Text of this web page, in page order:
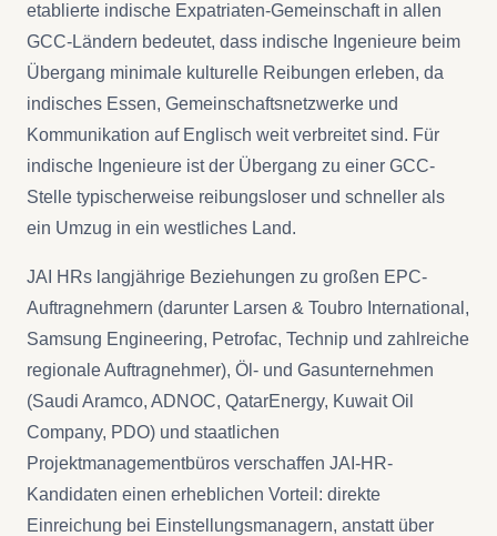
etablierte indische Expatriaten-Gemeinschaft in allen
GCC-Ländern bedeutet, dass indische Ingenieure beim
Übergang minimale kulturelle Reibungen erleben, da
indisches Essen, Gemeinschaftsnetzwerke und
Kommunikation auf Englisch weit verbreitet sind. Für
indische Ingenieure ist der Übergang zu einer GCC-
Stelle typischerweise reibungsloser und schneller als
ein Umzug in ein westliches Land.
JAI HRs langjährige Beziehungen zu großen EPC-
Auftragnehmern (darunter Larsen & Toubro International,
Samsung Engineering, Petrofac, Technip und zahlreiche
regionale Auftragnehmer), Öl- und Gasunternehmen
(Saudi Aramco, ADNOC, QatarEnergy, Kuwait Oil
Company, PDO) und staatlichen
Projektmanagementbüros verschaffen JAI-HR-
Kandidaten einen erheblichen Vorteil: direkte
Einreichung bei Einstellungsmanagern, anstatt über